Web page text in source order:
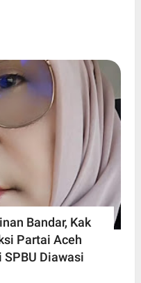
Bandar, Kak
Partai Aceh
Diawasi